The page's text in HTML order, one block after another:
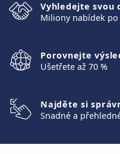
Vyhledejte svou
Miliony nabídek po
Porovnejte
Ušetřete až 70 %
Najděte si
Snadné a